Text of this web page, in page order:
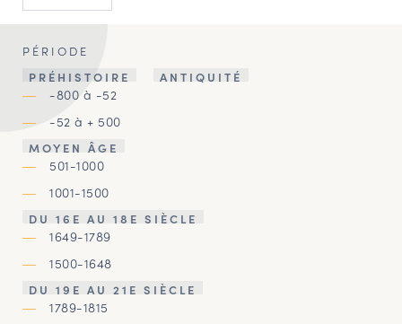
PÉRIODE
PRÉHISTOIRE
ANTIQUITÉ
-800 à -52
-52 à + 500
MOYEN ÂGE
501-1000
1001-1500
DU 16E AU 18E SIÈCLE
1649-1789
1500-1648
DU 19E AU 21E SIÈCLE
1789-1815